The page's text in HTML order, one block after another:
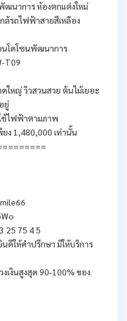
นาการ ห้องตกแต่งใหม่
ล้รถไฟฟ้าสายสีเหลือง
โดโซนพัฒนาการ
T09
ใหญ่ วิวสวนสวย ต้นไม้เยอะ
ยู่
ช้ไฟฟ้าตามภาพ
ยง 1,480,000 เท่านั้น
25 75 4 5
ดีให้คำปรึกษา มีให้บริการ
เงินสูงสุด 90-100% ของ